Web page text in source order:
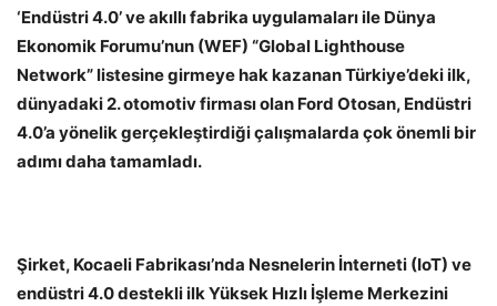
‘Endüstri 4.0’ ve akıllı fabrika uygulamaları ile Dünya
Ekonomik Forumu’nun (WEF) “Global Lighthouse
Network” listesine girmeye hak kazanan Türkiye’deki ilk,
dünyadaki 2.otomotiv firması olan Ford Otosan, Endüstri
4.0’a yönelik gerçekleştirdiği çalışmalarda çok önemli bir
adımı daha tamamladı.
Şirket, Kocaeli Fabrikası’nda Nesnelerin İnterneti (IoT) ve
endüstri 4.0 destekli ilk Yüksek Hızlı İşleme Merkezini